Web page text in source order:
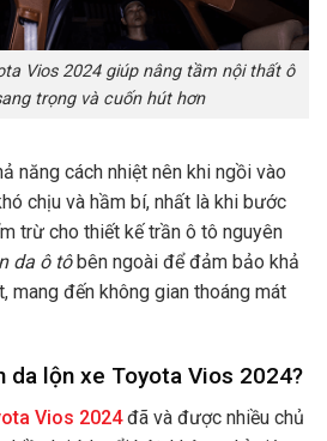
Vios 2024 giúp nâng tầm nội thất ô
trọng và cuốn hút hơn
năng cách nhiệt nên khi ngồi vào
chịu và hầm bí, nhất là khi bước
trừ cho thiết kế trần ô tô nguyên
da ô tô bên ngoài để đảm bảo khả
mang đến không gian thoáng mát
da lộn xe Toyota Vios 2024?
Vios 2024đã và được nhiều chủ